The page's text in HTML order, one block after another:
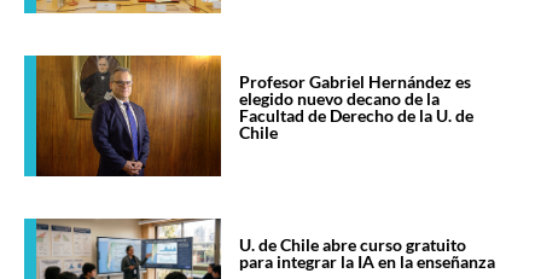
Profesor Gabriel Hernández es
elegido nuevo decano de la
Facultad de Derecho de la U. de
Chile
U. de Chile abre curso gratuito
para integrar la IA en la enseñanza